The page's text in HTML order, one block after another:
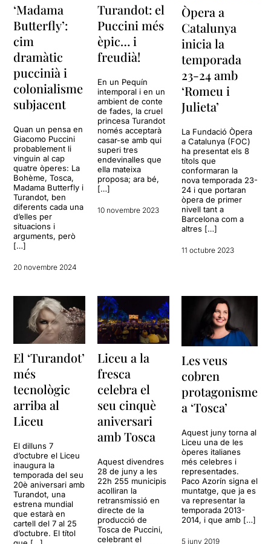
‘Madama
Butterfly’:
cim
dramàtic
puccinià i
colonialisme
subjacent
Quan un pensa en
Giacomo Puccini
probablement li
vinguin al cap
quatre òperes: La
Bohème, Tosca,
Madama Butterfly i
Turandot, ben
diferents cada una
d’elles per
situacions i
arguments, però
[…]
20 novembre 2024
Turandot: el
Puccini més
èpic… i
freudià!
En un Pequín
intemporal i en un
ambient de conte
de fades, la cruel
princesa Turandot
només acceptarà
casar-se amb qui
superi tres
endevinalles que
ella mateixa
proposa; ara bé,
[…]
10 novembre 2023
Òpera a
Catalunya
inicia la
temporada
23-24 amb
‘Romeu i
Julieta’
La Fundació Òpera
a Catalunya (FOC)
ha presentat els 8
títols que
conformaran la
nova temporada 23-
24 i que portaran
òpera de primer
nivell tant a
Barcelona com a
altres […]
11 octubre 2023
El ‘Turandot’
més
tecnològic
arriba al
Liceu
El dilluns 7
d’octubre el Liceu
inaugura la
temporada del seu
20è aniversari amb
Turandot, una
estrena mundial
que estarà en
cartell del 7 al 25
d’octubre. El títol
Liceu a la
fresca
celebra el
seu cinquè
aniversari
amb Tosca
Aquest divendres
28 de juny a les
22h 255 municipis
acolliran la
retransmissió en
directe de la
producció de
Tosca de Puccini,
celebrant el
Les veus
cobren
protagonisme
a ‘Tosca’
Aquest juny torna al
Liceu una de les
òperes italianes
més celebres i
representades.
Paco Azorín signa el
muntatge, que ja es
va representar la
temporada 2013-
2014, i que amb […]
5 juny 2019